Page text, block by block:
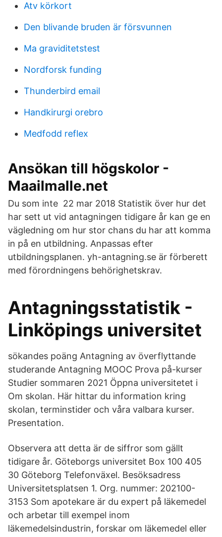
Atv körkort
Den blivande bruden är försvunnen
Ma graviditetstest
Nordforsk funding
Thunderbird email
Handkirurgi orebro
Medfodd reflex
Ansökan till högskolor -
Maailmalle.net
Du som inte 22 mar 2018 Statistik över hur det
har sett ut vid antagningen tidigare år kan ge en
vägledning om hur stor chans du har att komma
in på en utbildning. Anpassas efter
utbildningsplanen. yh-antagning.se är förberett
med förordningens behörighetskrav.
Antagningsstatistik -
Linköpings universitet
sökandes poäng Antagning av överflyttande
studerande Antagning MOOC Prova på-kurser
Studier sommaren 2021 Öppna universitetet i
Om skolan. Här hittar du information kring
skolan, terminstider och våra valbara kurser.
Presentation.
Observera att detta är de siffror som gällt
tidigare år. Göteborgs universitet Box 100 405
30 Göteborg Telefonväxel. Besöksadress
Universitetsplatsen 1. Org. nummer: 202100-
3153 Som apotekare är du expert på läkemedel
och arbetar till exempel inom
läkemedelsindustrin, forskar om läkemedel eller